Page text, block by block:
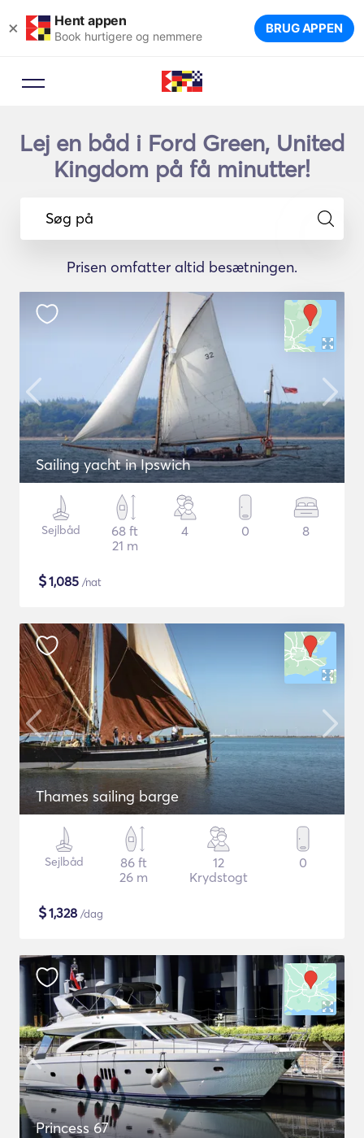
× Hent appen
Book hurtigere og nemmere BRUG APPEN
Lej en båd i Ford Green, United
Kingdom på få minutter!
Søg på
Prisen omfatter altid besætningen.
Sailing yacht in Ipswich
Sejlbåd
68 ft
21 m
4 0 8
$1,085 /nat
Thames sailing barge
Sejlbåd
86 ft
26 m
12
Krydstogt
0
$1,328 /dag
Princess 67